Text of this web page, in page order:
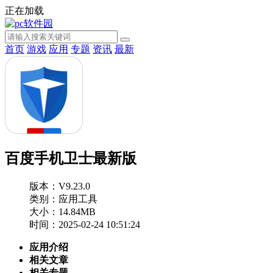
正在加载
首页 游戏 应用 专题 资讯 最新
百度手机卫士最新版
版本：V9.23.0
类别：应用工具
大小：14.84MB
时间：2025-02-24 10:51:24
应用介绍
相关文章